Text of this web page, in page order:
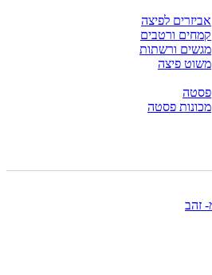
אביזרים לפיצה
קמחים ורטבים
מגשים ורשתות
משוט פיצה
פסטה
מכונות פסטה